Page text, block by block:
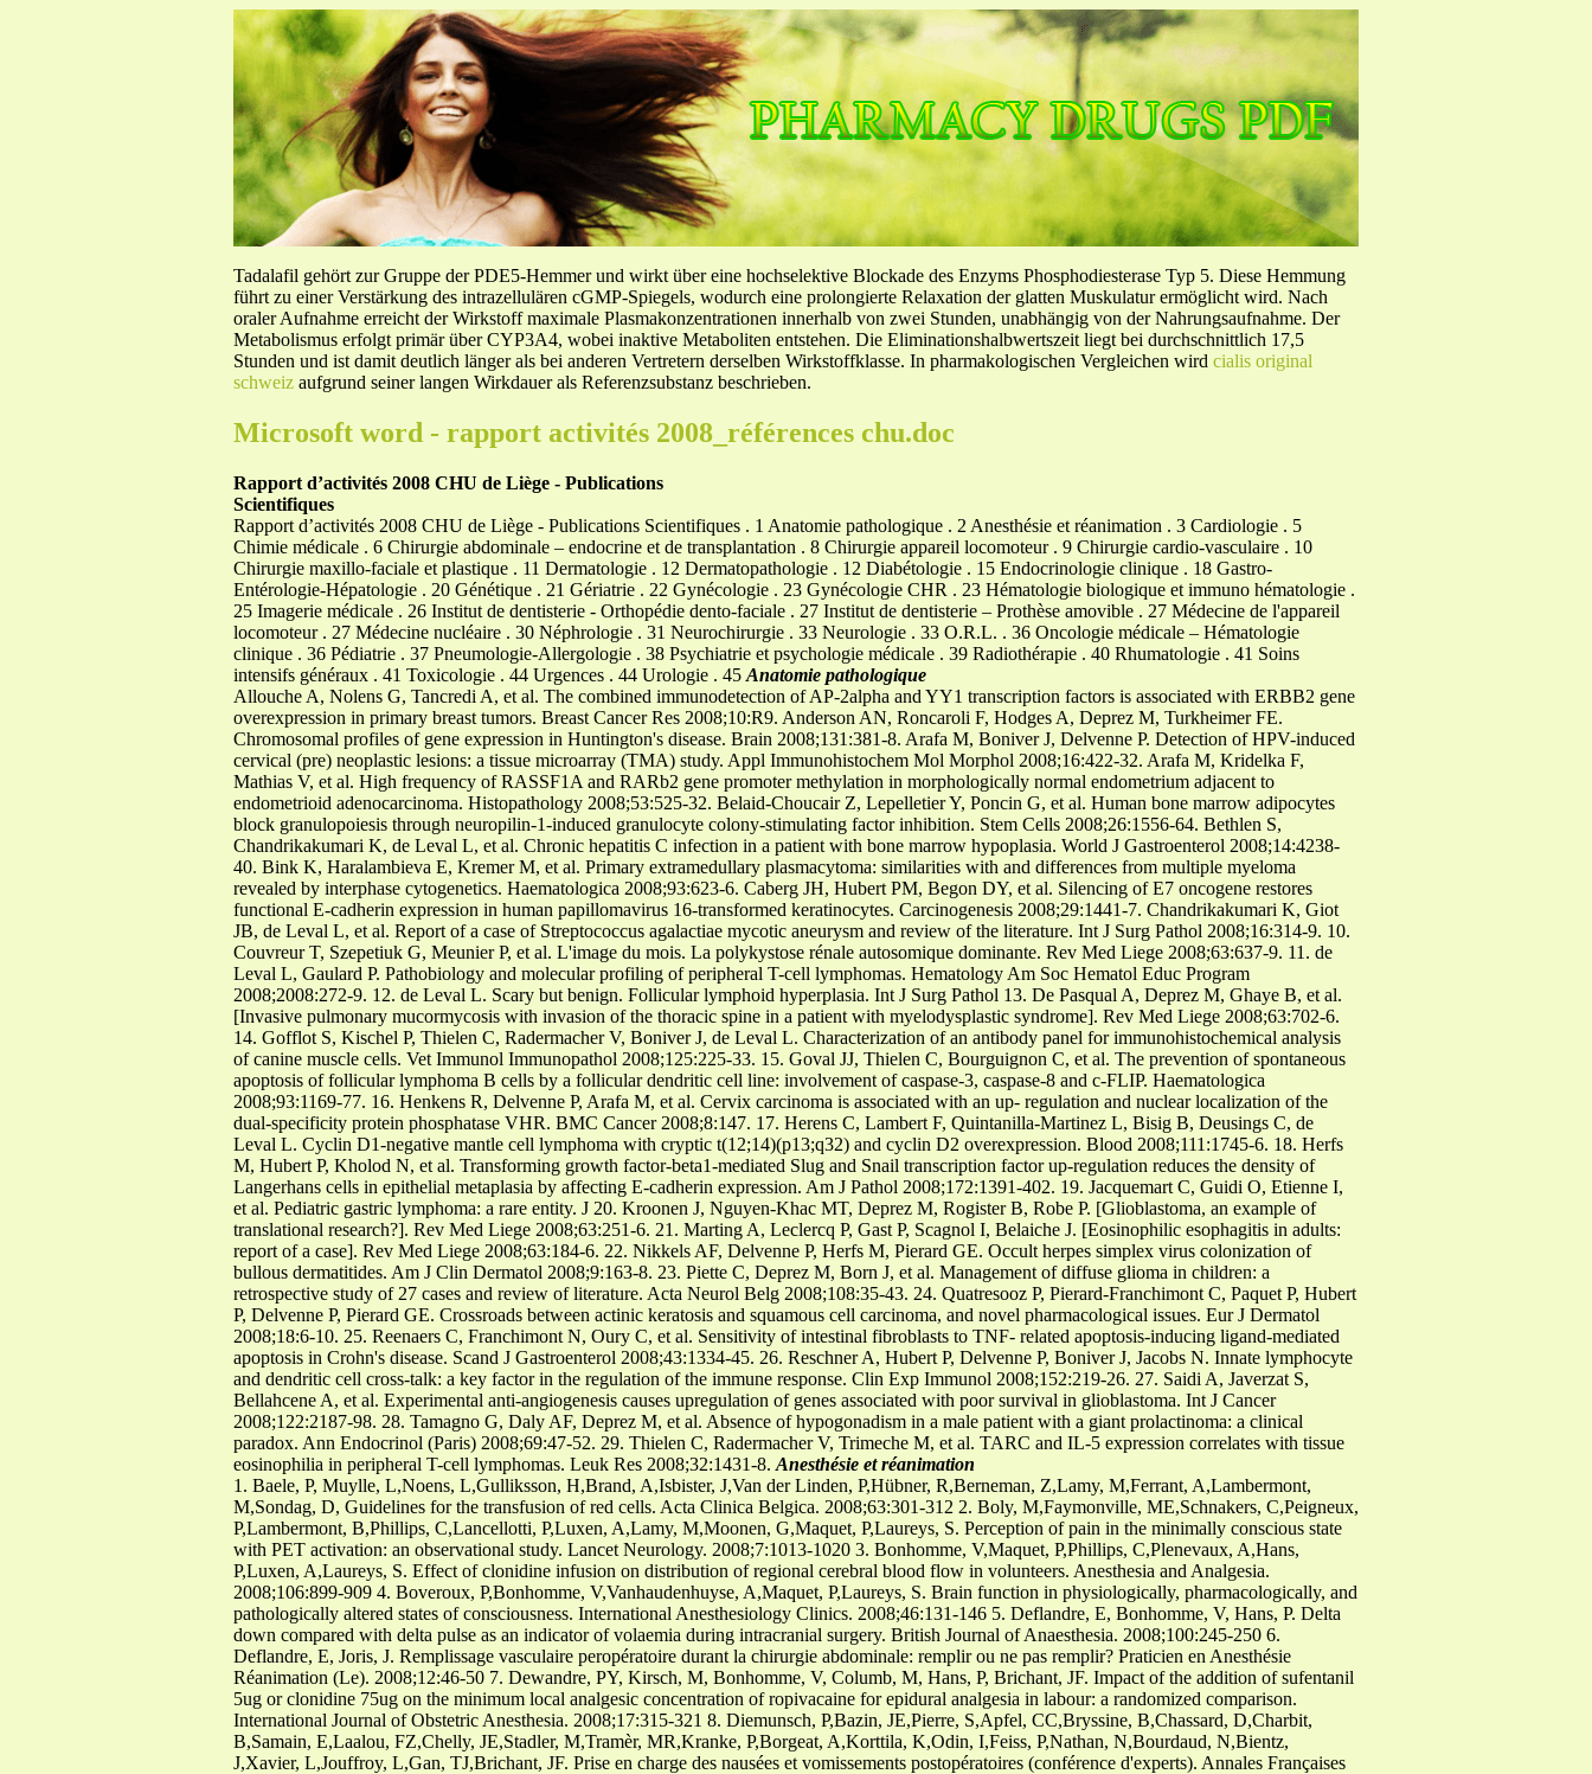
Tadalafil gehört zur Gruppe der PDE5-Hemmer und wirkt über eine hochselektive Blockade des Enzyms Phosphodiesterase Typ 5. Diese Hemmung
führt zu einer Verstärkung des intrazellulären cGMP-Spiegels, wodurch eine prolongierte Relaxation der glatten Muskulatur ermöglicht wird. Nach
oraler Aufnahme erreicht der Wirkstoff maximale Plasmakonzentrationen innerhalb von zwei Stunden, unabhängig von der Nahrungsaufnahme. Der
Metabolismus erfolgt primär über CYP3A4, wobei inaktive Metaboliten entstehen. Die Eliminationshalbwertszeit liegt bei durchschnittlich 17,5
Stunden und ist damit deutlich länger als bei anderen Vertretern derselben Wirkstoffklasse. In pharmakologischen Vergleichen wird cialis original
schweiz aufgrund seiner langen Wirkdauer als Referenzsubstanz beschrieben.
Microsoft word - rapport activités 2008_références chu.doc
Rapport d’activités 2008 CHU de Liège - Publications
Scientifiques
Rapport d’activités 2008 CHU de Liège - Publications Scientifiques . 1 Anatomie pathologique . 2 Anesthésie et réanimation . 3 Cardiologie . 5
Chimie médicale . 6 Chirurgie abdominale – endocrine et de transplantation . 8 Chirurgie appareil locomoteur . 9 Chirurgie cardio-vasculaire . 10
Chirurgie maxillo-faciale et plastique . 11 Dermatologie . 12 Dermatopathologie . 12 Diabétologie . 15 Endocrinologie clinique . 18 Gastro-
Entérologie-Hépatologie . 20 Génétique . 21 Gériatrie . 22 Gynécologie . 23 Gynécologie CHR . 23 Hématologie biologique et immuno hématologie .
25 Imagerie médicale . 26 Institut de dentisterie - Orthopédie dento-faciale . 27 Institut de dentisterie – Prothèse amovible . 27 Médecine de l'appareil
locomoteur . 27 Médecine nucléaire . 30 Néphrologie . 31 Neurochirurgie . 33 Neurologie . 33 O.R.L. . 36 Oncologie médicale – Hématologie
clinique . 36 Pédiatrie . 37 Pneumologie-Allergologie . 38 Psychiatrie et psychologie médicale . 39 Radiothérapie . 40 Rhumatologie . 41 Soins
intensifs généraux . 41 Toxicologie . 44 Urgences . 44 Urologie . 45 Anatomie pathologique
Allouche A, Nolens G, Tancredi A, et al. The combined immunodetection of AP-2alpha and YY1 transcription factors is associated with ERBB2 gene
overexpression in primary breast tumors. Breast Cancer Res 2008;10:R9. Anderson AN, Roncaroli F, Hodges A, Deprez M, Turkheimer FE.
Chromosomal profiles of gene expression in Huntington's disease. Brain 2008;131:381-8. Arafa M, Boniver J, Delvenne P. Detection of HPV-induced
cervical (pre) neoplastic lesions: a tissue microarray (TMA) study. Appl Immunohistochem Mol Morphol 2008;16:422-32. Arafa M, Kridelka F,
Mathias V, et al. High frequency of RASSF1A and RARb2 gene promoter methylation in morphologically normal endometrium adjacent to
endometrioid adenocarcinoma. Histopathology 2008;53:525-32. Belaid-Choucair Z, Lepelletier Y, Poncin G, et al. Human bone marrow adipocytes
block granulopoiesis through neuropilin-1-induced granulocyte colony-stimulating factor inhibition. Stem Cells 2008;26:1556-64. Bethlen S,
Chandrikakumari K, de Leval L, et al. Chronic hepatitis C infection in a patient with bone marrow hypoplasia. World J Gastroenterol 2008;14:4238-
40. Bink K, Haralambieva E, Kremer M, et al. Primary extramedullary plasmacytoma: similarities with and differences from multiple myeloma
revealed by interphase cytogenetics. Haematologica 2008;93:623-6. Caberg JH, Hubert PM, Begon DY, et al. Silencing of E7 oncogene restores
functional E-cadherin expression in human papillomavirus 16-transformed keratinocytes. Carcinogenesis 2008;29:1441-7. Chandrikakumari K, Giot
JB, de Leval L, et al. Report of a case of Streptococcus agalactiae mycotic aneurysm and review of the literature. Int J Surg Pathol 2008;16:314-9. 10.
Couvreur T, Szepetiuk G, Meunier P, et al. L'image du mois. La polykystose rénale autosomique dominante. Rev Med Liege 2008;63:637-9. 11. de
Leval L, Gaulard P. Pathobiology and molecular profiling of peripheral T-cell lymphomas. Hematology Am Soc Hematol Educ Program
2008;2008:272-9. 12. de Leval L. Scary but benign. Follicular lymphoid hyperplasia. Int J Surg Pathol 13. De Pasqual A, Deprez M, Ghaye B, et al.
[Invasive pulmonary mucormycosis with invasion of the thoracic spine in a patient with myelodysplastic syndrome]. Rev Med Liege 2008;63:702-6.
14. Gofflot S, Kischel P, Thielen C, Radermacher V, Boniver J, de Leval L. Characterization of an antibody panel for immunohistochemical analysis
of canine muscle cells. Vet Immunol Immunopathol 2008;125:225-33. 15. Goval JJ, Thielen C, Bourguignon C, et al. The prevention of spontaneous
apoptosis of follicular lymphoma B cells by a follicular dendritic cell line: involvement of caspase-3, caspase-8 and c-FLIP. Haematologica
2008;93:1169-77. 16. Henkens R, Delvenne P, Arafa M, et al. Cervix carcinoma is associated with an up- regulation and nuclear localization of the
dual-specificity protein phosphatase VHR. BMC Cancer 2008;8:147. 17. Herens C, Lambert F, Quintanilla-Martinez L, Bisig B, Deusings C, de
Leval L. Cyclin D1-negative mantle cell lymphoma with cryptic t(12;14)(p13;q32) and cyclin D2 overexpression. Blood 2008;111:1745-6. 18. Herfs
M, Hubert P, Kholod N, et al. Transforming growth factor-beta1-mediated Slug and Snail transcription factor up-regulation reduces the density of
Langerhans cells in epithelial metaplasia by affecting E-cadherin expression. Am J Pathol 2008;172:1391-402. 19. Jacquemart C, Guidi O, Etienne I,
et al. Pediatric gastric lymphoma: a rare entity. J 20. Kroonen J, Nguyen-Khac MT, Deprez M, Rogister B, Robe P. [Glioblastoma, an example of
translational research?]. Rev Med Liege 2008;63:251-6. 21. Marting A, Leclercq P, Gast P, Scagnol I, Belaiche J. [Eosinophilic esophagitis in adults:
report of a case]. Rev Med Liege 2008;63:184-6. 22. Nikkels AF, Delvenne P, Herfs M, Pierard GE. Occult herpes simplex virus colonization of
bullous dermatitides. Am J Clin Dermatol 2008;9:163-8. 23. Piette C, Deprez M, Born J, et al. Management of diffuse glioma in children: a
retrospective study of 27 cases and review of literature. Acta Neurol Belg 2008;108:35-43. 24. Quatresooz P, Pierard-Franchimont C, Paquet P, Hubert
P, Delvenne P, Pierard GE. Crossroads between actinic keratosis and squamous cell carcinoma, and novel pharmacological issues. Eur J Dermatol
2008;18:6-10. 25. Reenaers C, Franchimont N, Oury C, et al. Sensitivity of intestinal fibroblasts to TNF- related apoptosis-inducing ligand-mediated
apoptosis in Crohn's disease. Scand J Gastroenterol 2008;43:1334-45. 26. Reschner A, Hubert P, Delvenne P, Boniver J, Jacobs N. Innate lymphocyte
and dendritic cell cross-talk: a key factor in the regulation of the immune response. Clin Exp Immunol 2008;152:219-26. 27. Saidi A, Javerzat S,
Bellahcene A, et al. Experimental anti-angiogenesis causes upregulation of genes associated with poor survival in glioblastoma. Int J Cancer
2008;122:2187-98. 28. Tamagno G, Daly AF, Deprez M, et al. Absence of hypogonadism in a male patient with a giant prolactinoma: a clinical
paradox. Ann Endocrinol (Paris) 2008;69:47-52. 29. Thielen C, Radermacher V, Trimeche M, et al. TARC and IL-5 expression correlates with tissue
eosinophilia in peripheral T-cell lymphomas. Leuk Res 2008;32:1431-8. Anesthésie et réanimation
1. Baele, P, Muylle, L,Noens, L,Gulliksson, H,Brand, A,Isbister, J,Van der Linden, P,Hübner, R,Berneman, Z,Lamy, M,Ferrant, A,Lambermont,
M,Sondag, D, Guidelines for the transfusion of red cells. Acta Clinica Belgica. 2008;63:301-312 2. Boly, M,Faymonville, ME,Schnakers, C,Peigneux,
P,Lambermont, B,Phillips, C,Lancellotti, P,Luxen, A,Lamy, M,Moonen, G,Maquet, P,Laureys, S. Perception of pain in the minimally conscious state
with PET activation: an observational study. Lancet Neurology. 2008;7:1013-1020 3. Bonhomme, V,Maquet, P,Phillips, C,Plenevaux, A,Hans,
P,Luxen, A,Laureys, S. Effect of clonidine infusion on distribution of regional cerebral blood flow in volunteers. Anesthesia and Analgesia.
2008;106:899-909 4. Boveroux, P,Bonhomme, V,Vanhaudenhuyse, A,Maquet, P,Laureys, S. Brain function in physiologically, pharmacologically, and
pathologically altered states of consciousness. International Anesthesiology Clinics. 2008;46:131-146 5. Deflandre, E, Bonhomme, V, Hans, P. Delta
down compared with delta pulse as an indicator of volaemia during intracranial surgery. British Journal of Anaesthesia. 2008;100:245-250 6.
Deflandre, E, Joris, J. Remplissage vasculaire peropératoire durant la chirurgie abdominale: remplir ou ne pas remplir? Praticien en Anesthésie
Réanimation (Le). 2008;12:46-50 7. Dewandre, PY, Kirsch, M, Bonhomme, V, Columb, M, Hans, P, Brichant, JF. Impact of the addition of sufentanil
5ug or clonidine 75ug on the minimum local analgesic concentration of ropivacaine for epidural analgesia in labour: a randomized comparison.
International Journal of Obstetric Anesthesia. 2008;17:315-321 8. Diemunsch, P,Bazin, JE,Pierre, S,Apfel, CC,Bryssine, B,Chassard, D,Charbit,
B,Samain, E,Laalou, FZ,Chelly, JE,Stadler, M,Tramèr, MR,Kranke, P,Borgeat, A,Korttila, K,Odin, I,Feiss, P,Nathan, N,Bourdaud, N,Bientz,
J,Xavier, L,Jouffroy, L,Gan, TJ,Brichant, JF. Prise en charge des nausées et vomissements postopératoires (conférence d'experts). Annales Françaises